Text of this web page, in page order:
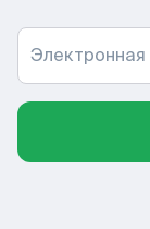
Электронная